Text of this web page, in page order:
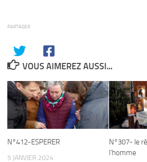
PARTAGER
VOUS AIMEREZ AUSSI...
N°412-ESPERER
5 JANVIER 2024
N°307- le
l’homme